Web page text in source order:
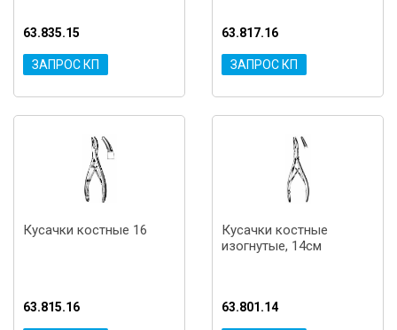
63.835.15
ЗАПРОС КП
63.817.16
ЗАПРОС КП
Кусачки костные 16
63.815.16
Кусачки костные
изогнутые, 14см
63.801.14